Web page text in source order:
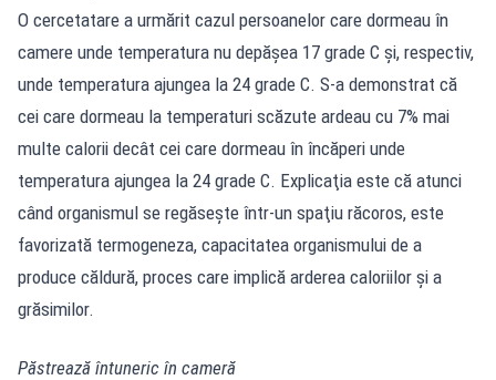
O cercetatare a urmărit cazul persoanelor care dormeau în
camere unde temperatura nu depășea 17 grade C şi, respectiv,
unde temperatura ajungea la 24 grade C. S-a demonstrat că
cei care dormeau la temperaturi scăzute ardeau cu 7% mai
multe calorii decât cei care dormeau în încăperi unde
temperatura ajungea la 24 grade C. Explicaţia este că atunci
când organismul se regăseşte într-un spaţiu răcoros, este
favorizată termogeneza, capacitatea organismului de a
produce căldură, proces care implică arderea caloriilor şi a
grăsimilor.
Păstrează întuneric în cameră